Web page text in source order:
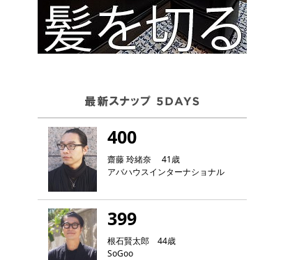
400
齋藤 玲緒奈 41歳
アバハウスインターナショナル
399
根石賢太郎 44歳
SoGoo